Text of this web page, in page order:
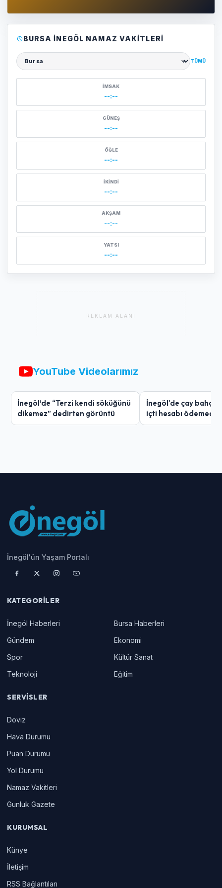
BURSA İNEGÖL NAMAZ VAKITLERI
Şehir seçin
TÜMÜ
İMSAK
--:--
GÜNEŞ
--:--
ÖĞLE
--:--
İKINDI
--:--
AKŞAM
--:--
YATSI
--:--
REKLAM ALANI
YouTube Videolarımız
İnegöl’de “Terzi kendi söküğünü
dikemez” dedirten görüntü
İnegöl'de çay
içti hesabı ödemedi
İnegöl'ün Yaşam Portalı
KATEGORILER
İnegöl Haberleri
Bursa Haberleri
Gündem
Ekonomi
Spor
Kültür Sanat
Teknoloji
Eğitim
SERVISLER
Doviz
Hava Durumu
Puan Durumu
Yol Durumu
Namaz Vakitleri
Gunluk Gazete
KURUMSAL
Künye
İletişim
RSS Bağlantıları